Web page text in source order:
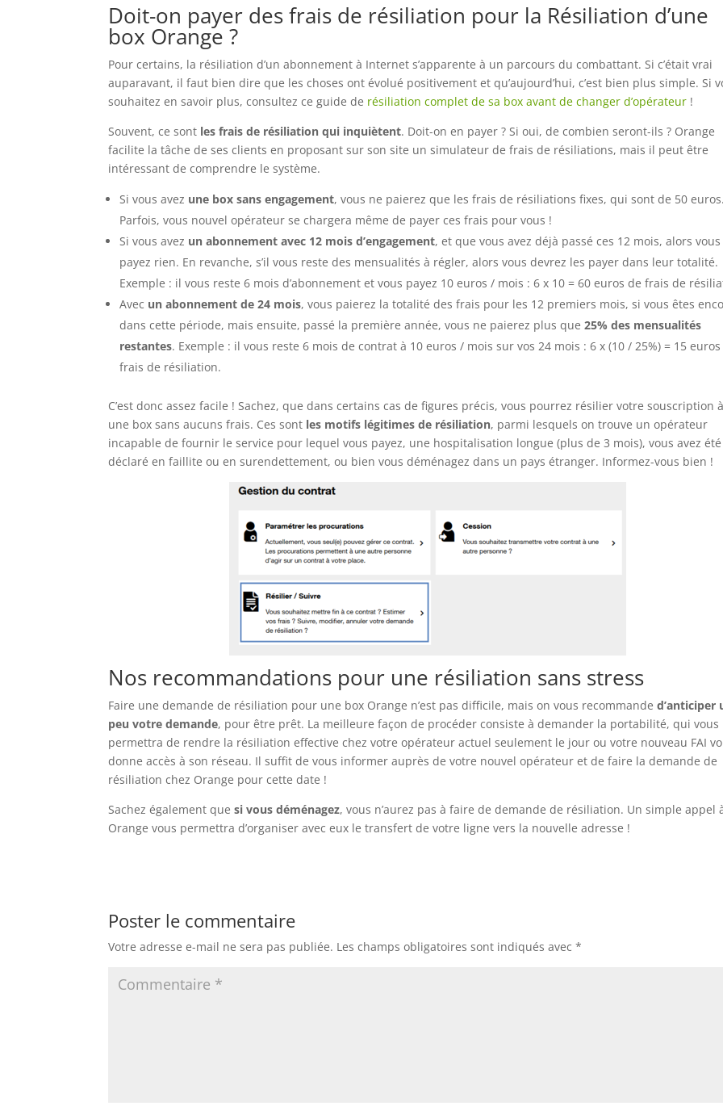
Doit-on payer des frais de résiliation pour la Résiliation d’une
box Orange ?
Pour certains, la résiliation d’un abonnement à Internet s’apparente à un parcours du combattant. Si c’était vrai
auparavant, il faut bien dire que les choses ont évolué positivement et qu’aujourd’hui, c’est bien plus simple. Si
souhaitez en savoir plus, consultez ce guide de résiliation complet de sa box avant de changer d’opérateur !
Souvent, ce sont les frais de résiliation qui inquiètent. Doit-on en payer ? Si oui, de combien seront-ils ? Orange
facilite la tâche de ses clients en proposant sur son site un simulateur de frais de résiliations, mais il peut être
intéressant de comprendre le système.
Si vous avez une box sans engagement, vous ne paierez que les frais de résiliations fixes, qui sont de 50
Parfois, vous nouvel opérateur se chargera même de payer ces frais pour vous !
Si vous avez un abonnement avec 12 mois d’engagement, et que vous avez déjà passé ces 12 mois, alors
payez rien. En revanche, s’il vous reste des mensualités à régler, alors vous devrez les payer dans leur totalité.
Exemple : il vous reste 6 mois d’abonnement et vous payez 10 euros / mois : 6 x 10 = 60 euros de frais de
Avec un abonnement de 24 mois, vous paierez la totalité des frais pour les 12 premiers mois, si vous êtes
dans cette période, mais ensuite, passé la première année, vous ne paierez plus que25% des mensualités
restantes. Exemple : il vous reste 6 mois de contrat à 10 euros / mois sur vos 24 mois : 6 x (10 / 25%) = 15
frais de résiliation.
C’est donc assez facile ! Sachez, que dans certains cas de figures précis, vous pourrez résilier votre souscription
une box sans aucuns frais. Ces sont les motifs légitimes de résiliation, parmi lesquels on trouve un opérateur
incapable de fournir le service pour lequel vous payez, une hospitalisation longue (plus de 3 mois), vous avez été
déclaré en faillite ou en surendettement, ou bien vous déménagez dans un pays étranger. Informez-vous bien !
Nos recommandations pour une résiliation sans stress
Faire une demande de résiliation pour une box Orange n’est pas difficile, mais on vous recommanded’anticiper
peu votre demande, pour être prêt. La meilleure façon de procéder consiste à demander la portabilité, qui vous
permettra de rendre la résiliation effective chez votre opérateur actuel seulement le jour ou votre nouveau FAI
donne accès à son réseau. Il suffit de vous informer auprès de votre nouvel opérateur et de faire la demande de
résiliation chez Orange pour cette date !
Sachez également quesi vous déménagez, vous n’aurez pas à faire de demande de résiliation. Un simple appel
Orange vous permettra d’organiser avec eux le transfert de votre ligne vers la nouvelle adresse !
Poster le commentaire
Votre adresse e-mail ne sera pas publiée. Les champs obligatoires sont indiqués avec*